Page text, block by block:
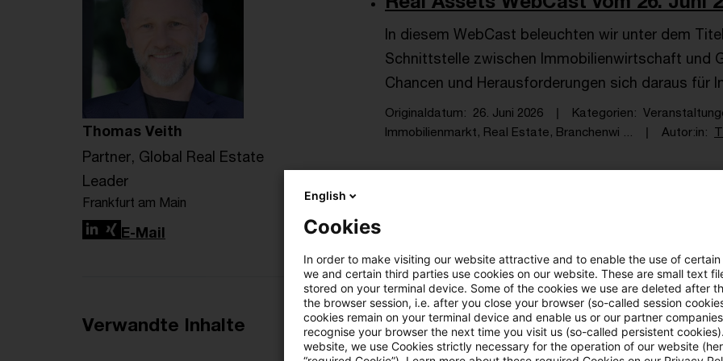
In diesem WebCast beleuchten wir unter dem
Schnittstelle zwischen Immobilienwirtschaft und
Chancen und Herausforderungen sich daraus für
Originaldatum 26. Juni 2026 Kategorien
Immobilienmarkt, Real Estate, Branchenwi ...
Autor:in
Nachfrageimpulse setzen und welche
Entscheider ergeben.
Originaldatum 28. Mai 2026 Kategorien
Immobilienmarkt, Real Estate, Weltwirtsc ...
Autor:in
Thomas Veith
Partner, Global Real Estate
Leader
Frankfurt am Main
LinkedIn
XingE-Mail
Verwandte Inhalte
English
Cookies
In order to make visiting our website attractive and to enable the use of
we and certain third parties use cookies on our website. These are small text
stored on your terminal device. Some of the cookies we use are deleted after
the browser session, i.e. after you close your browser (so-called session
cookies remain on your terminal device and enable us or our partner
recognise your browser the next time you visit us (so-called persistent
website, we use Cookies strictly necessary for the operation of our website